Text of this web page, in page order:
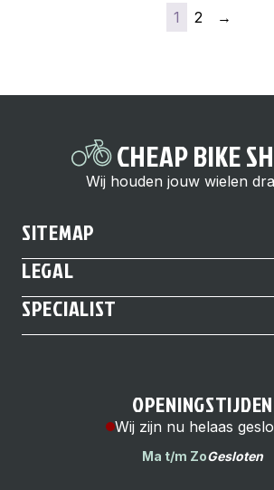
1 2 →
CHEAP BIKE
Wij houden jouw wielen
SITEMAP
LEGAL
SPECIALIST
OPENINGSTIJDEN
Wij zijn nu helaas
Ma t/m ZoGesloten